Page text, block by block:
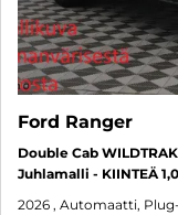
Ford Ranger
Double Cab
Juhlamalli - KIINTEÄ
2026 , Automaatti,